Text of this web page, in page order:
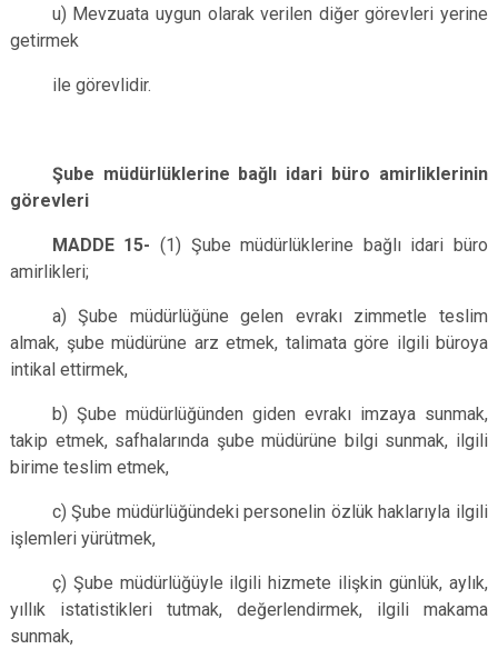
u) Mevzuata uygun olarak verilen diğer görevleri yerine
getirmek
ile görevlidir.
Şube müdürlüklerine bağlı idari büro amirliklerinin
görevleri
MADDE 15- (1) Şube müdürlüklerine bağlı idari büro
amirlikleri;
a) Şube müdürlüğüne gelen evrakı zimmetle teslim
almak, şube müdürüne arz etmek, talimata göre ilgili büroya
intikal ettirmek,
b) Şube müdürlüğünden giden evrakı imzaya sunmak,
takip etmek, safhalarında şube müdürüne bilgi sunmak, ilgili
birime teslim etmek,
c) Şube müdürlüğündeki personelin özlük haklarıyla ilgili
işlemleri yürütmek,
ç) Şube müdürlüğüyle ilgili hizmete ilişkin günlük, aylık,
yıllık istatistikleri tutmak, değerlendirmek, ilgili makama
sunmak,